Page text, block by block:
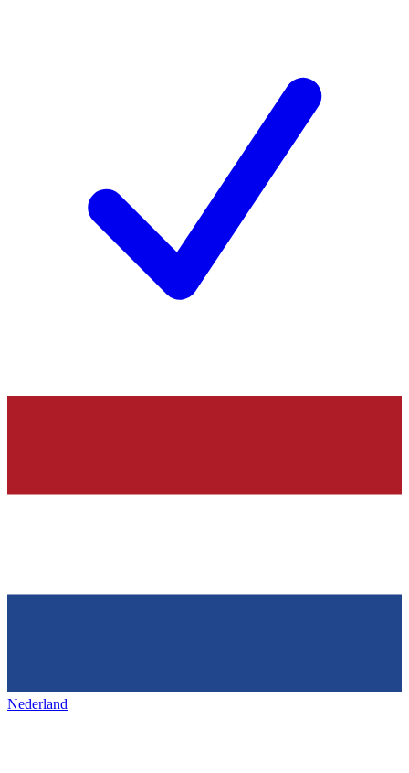
Nederland